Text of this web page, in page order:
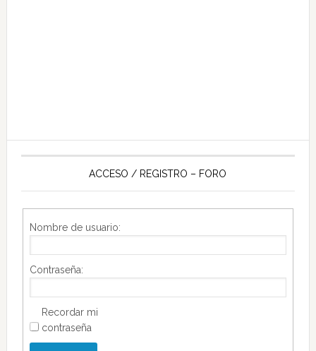
ACCESO / REGISTRO – FORO
Nombre de usuario:
Contraseña:
Recordar mi
contraseña